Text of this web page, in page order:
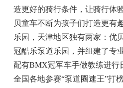
造更好的骑行条件，让骑行体
贝童车不断为孩子们打造更有
乐园，天津地区独有两家：优
冠酷乐泵道乐园，并组建了专
配有BMX冠军车手做教练进行
全国各地参赛“泵道圈速王”打